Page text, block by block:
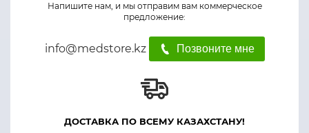
Напишите нам, и мы отправим вам коммерческое
предложение:
info@medstore.kz Позвоните мне
ДОСТАВКА ПО ВСЕМУ КАЗАХСТАНУ!